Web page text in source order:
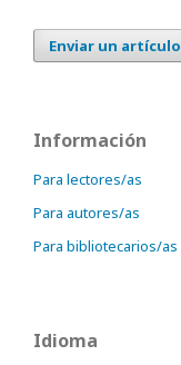
Enviar un artículo
Información
Para lectores/as
Para autores/as
Para bibliotecarios/as
Idioma